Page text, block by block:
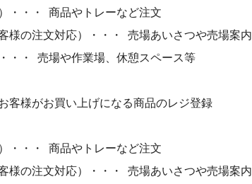
・・・ 商品やトレーなど注文
様の注文対応）・・・ 売場あいさつや売場案内
・・ 売場や作業場、休憩スペース等
客様がお買い上げになる商品のレジ登録
・・・ 商品やトレーなど注文
様の注文対応）・・・ 売場あいさつや売場案内